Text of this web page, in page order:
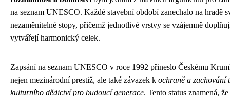
na seznam UNESCO. Každé stavební období zanechalo na hradě
nezaměnitelné stopy, přičemž jednotlivé vrstvy se vzájemně
vytvářejí harmonický celek.
Zapsání na seznam UNESCO v roce 1992 přineslo Českému
nejen mezinárodní prestiž, ale také závazek k ochraně a zachování
kulturního dědictví pro budoucí generace. Tento status znamená, že